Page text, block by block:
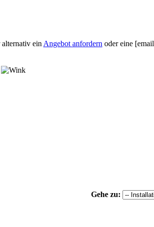
ein Angebot anfordern oder eine
Gehe zu: